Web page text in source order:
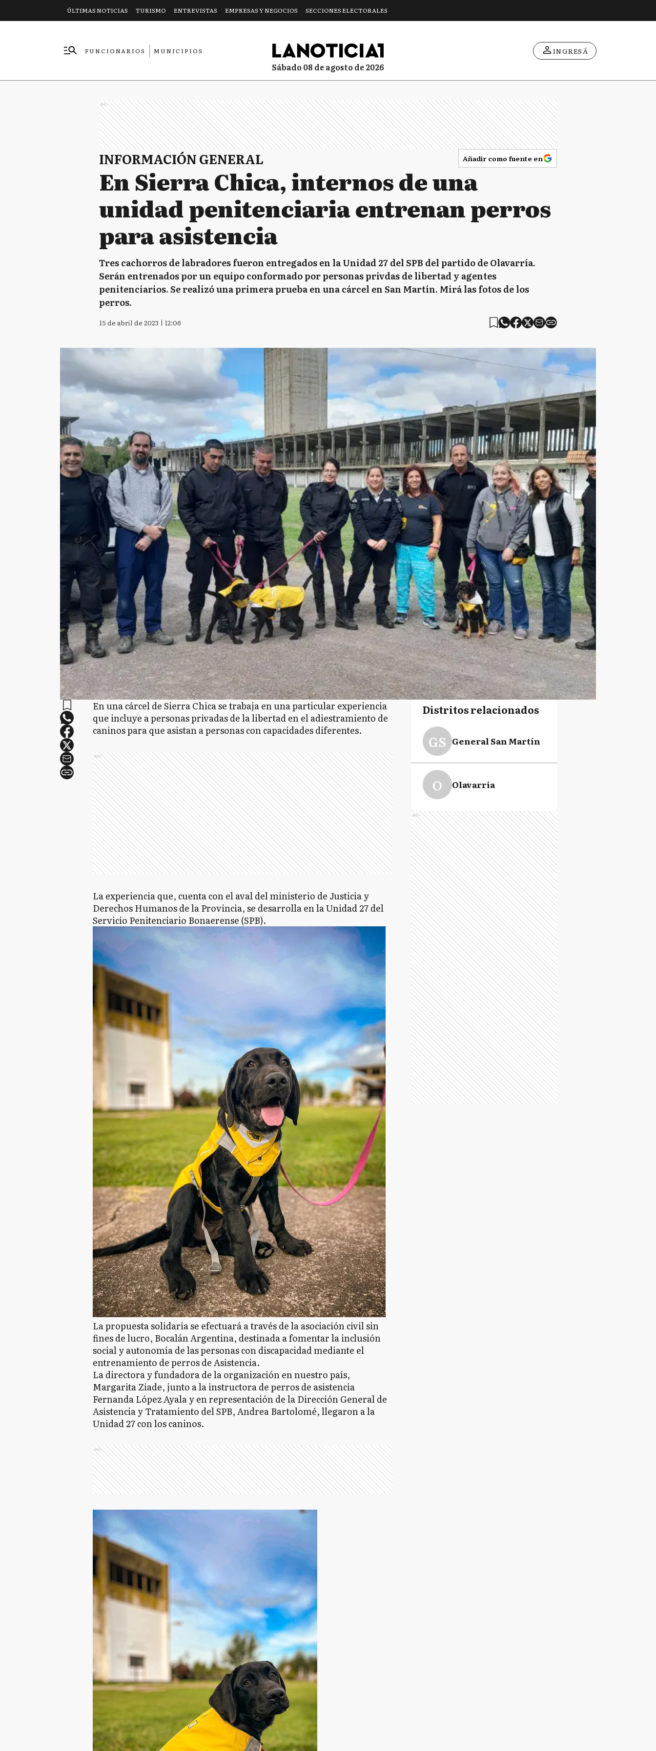
ÚLTIMAS NOTICIAS TURISMO ENTREVISTAS EMPRESAS Y NEGOCIOS SECCIONES ELECTORALES
FUNCIONARIOS
MUNICIPIOS
sábado 08 de agosto de 2026
INGRESÁ
Ads
INFORMACIÓN GENERAL Añadir como fuente en
En Sierra Chica, internos de una
unidad penitenciaria entrenan perros
para asistencia
Tres cachorros de labradores fueron entregados en la Unidad 27 del SPB del partido de Olavarría.
Serán entrenados por un equipo conformado por personas privdas de libertad y agentes
penitenciarios. Se realizó una primera prueba en una cárcel en San Martín. Mirá las fotos de los
perros.
15 de abril de 2023 | 12:06
En una cárcel de Sierra Chica se trabaja en una particular experiencia
que incluye a personas privadas de la libertad en el adiestramiento de
caninos para que asistan a personas con capacidades diferentes.
Ads
La experiencia que, cuenta con el aval del ministerio de Justicia y
Derechos Humanos de la Provincia, se desarrolla en la Unidad 27 del
Servicio Penitenciario Bonaerense (SPB).
La propuesta solidaria se efectuará a través de la asociación civil sin
fines de lucro, Bocalán Argentina, destinada a fomentar la inclusión
social y autonomía de las personas con discapacidad mediante el
entrenamiento de perros de Asistencia.
La directora y fundadora de la organización en nuestro país,
Margarita Ziade, junto a la instructora de perros de asistencia
Fernanda López Ayala y en representación de la Dirección General de
Asistencia y Tratamiento del SPB, Andrea Bartolomé, llegaron a la
Unidad 27 con los caninos.
Ads
Distritos relacionados
GS General San Martín
O Olavarría
Ads